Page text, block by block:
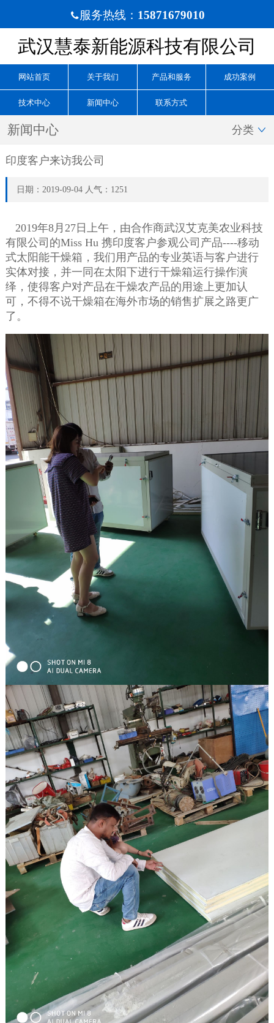
服务热线： 15871679010
武汉慧泰新能源科技有限公司
网站首页 关于我们 产品和服务 成功案例
技术中心 新闻中心 联系方式
新闻中心 分类 
印度客户来访我公司
日期：2019-09-04 人气：1251
2019年8月27日上午，由合作商武汉艾克美农业科技
有限公司的Miss Hu 携印度客户参观公司产品----移动
式太阳能干燥箱，我们用产品的专业英语与客户进行
实体对接，并一同在太阳下进行干燥箱运行操作演
绎，使得客户对产品在干燥农产品的用途上更加认
可，不得不说干燥箱在海外市场的销售扩展之路更广
了。